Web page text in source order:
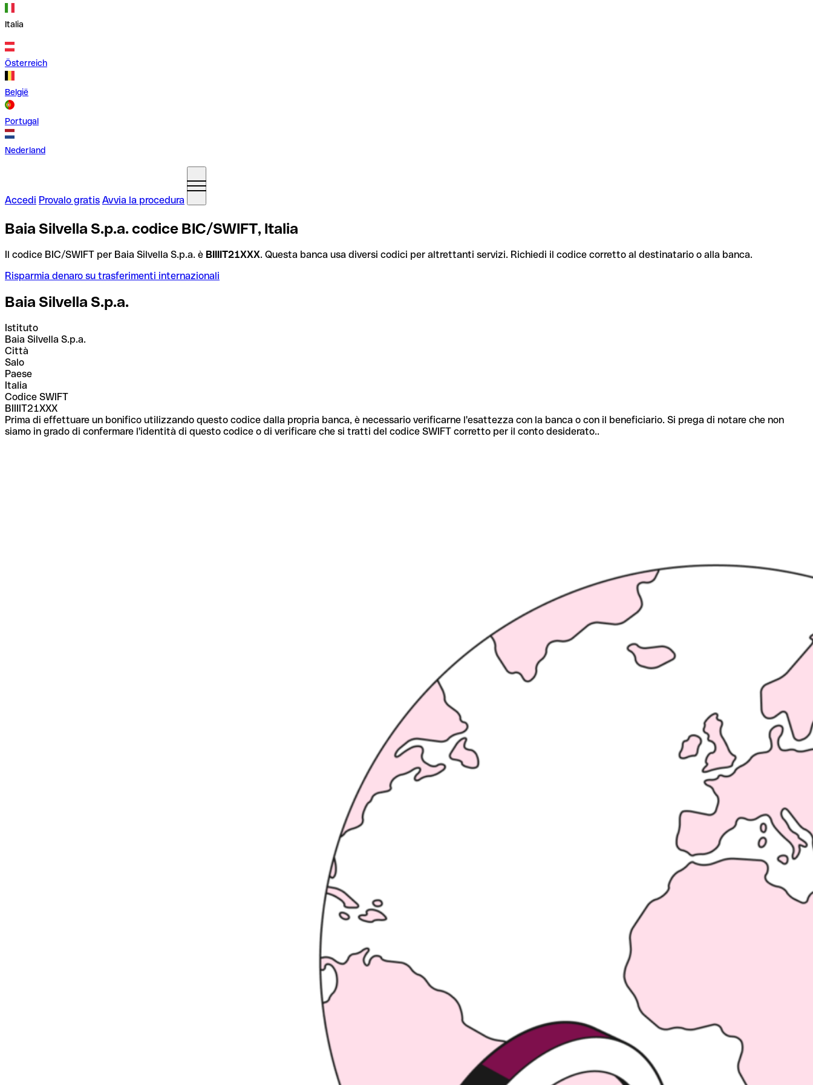
Italia
Österreich
België
Portugal
Nederland
Accedi Provalo gratis Avvia la procedura
Baia Silvella S.p.a. codice BIC/SWIFT, Italia
Il codice BIC/SWIFT per Baia Silvella S.p.a. è BIIIIT21XXX. Questa banca usa diversi codici per altrettanti servizi. Richiedi il codice corretto al destinatario o alla banca.
Risparmia denaro su trasferimenti internazionali
Baia Silvella S.p.a.
Istituto
Baia Silvella S.p.a.
Città
Salo
Paese
Italia
Codice SWIFT
BIIIIT21XXX
Prima di effettuare un bonifico utilizzando questo codice dalla propria banca, è necessario verificarne l'esattezza con la banca o con il beneficiario. Si prega di notare che non
siamo in grado di confermare l'identità di questo codice o di verificare che si tratti del codice SWIFT corretto per il conto desiderato..